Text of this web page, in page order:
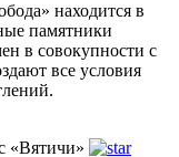
находится в
памятники
в совокупности с
все условия